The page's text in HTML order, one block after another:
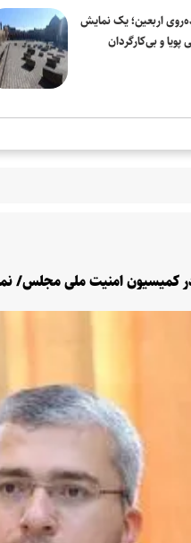
اربعین؛ یک نمایش
کمیسیون امنیت ملی مجلس/